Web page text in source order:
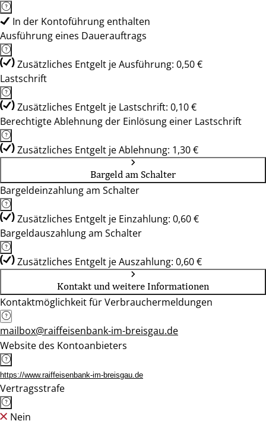
In der Kontoführung enthalten
Ausführung eines Dauerauftrags
Zusätzliches Entgelt je Ausführung: 0,50 €
Lastschrift
Zusätzliches Entgelt je Lastschrift: 0,10 €
Berechtigte Ablehnung der Einlösung einer Lastschrift
Zusätzliches Entgelt je Ablehnung: 1,30 €
Bargeld am Schalter
Bargeldeinzahlung am Schalter
Zusätzliches Entgelt je Einzahlung: 0,60 €
Bargeldauszahlung am Schalter
Zusätzliches Entgelt je Auszahlung: 0,60 €
Kontakt und weitere Informationen
Kontaktmöglichkeit für Verbrauchermeldungen
mailbox@raiffeisenbank-im-breisgau.de
Website des Kontoanbieters
https://www.raiffeisenbank-im-breisgau.de
Vertragsstrafe
Nein